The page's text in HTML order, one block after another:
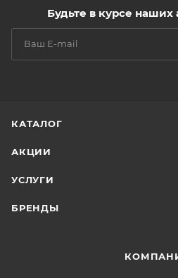
Будьте в курсе
КАТАЛОГ
АКЦИИ
УСЛУГИ
БРЕНДЫ